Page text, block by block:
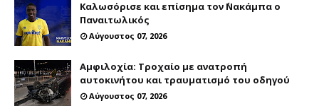
Καλωσόρισε και επίσημα τον ΄Νακάμπα ο
Παναιτωλικός
Αύγουστος 07, 2026
Αμφιλοχία: Τροχαίο με ανατροπή
αυτοκινήτου και τραυματισμό του οδηγού
Αύγουστος 07, 2026